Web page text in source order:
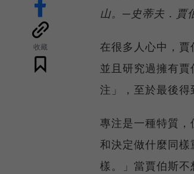
收藏
山。─史蒂夫．賈
在很多人心中，賈
並且研究過擁有
注」，至於最後得
專注是一種特質
和決定做什麼同
樣。」當賈伯斯